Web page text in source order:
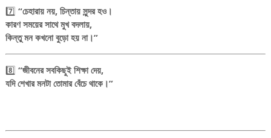
7️⃣ “চেহারায় নয়, চিন্তায় সুন্দর হও।
কারণ সময়ের সাথে মুখ বদলায়,
কিন্তু মন কখনো বুড়ো হয় না।”
8️⃣ “জীবনের সবকিছুই শিক্ষা দেয়,
যদি শেখার মনটা তোমার বেঁচে থাকে।”